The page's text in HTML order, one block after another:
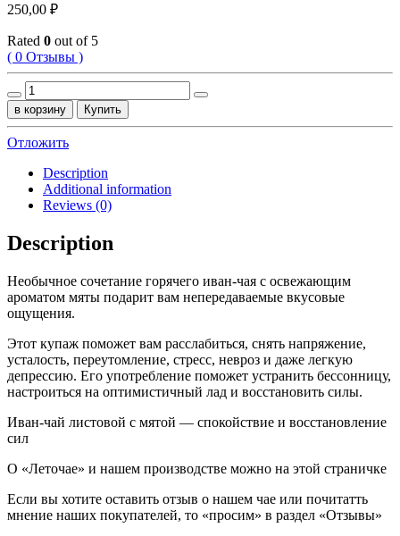
250,00 ₽
Rated 0 out of 5
( 0 Отзывы )
Иван-
чай
листовой
мелиссой
quantity
в корзину Купить
Отложить
Description
Additional information
Reviews (0)
Description
Необычное сочетание горячего иван-чая с освежающим
ароматом мяты подарит вам непередаваемые вкусовые
ощущения.
Этот купаж поможет вам расслабиться, снять напряжение,
усталость, переутомление, стресс, невроз и даже легкую
депрессию. Его употребление поможет устранить бессонницу,
настроиться на оптимистичный лад и восстановить силы.
Иван-чай листовой с мятой — спокойствие и восстановление
сил
О «Леточае» и нашем производстве можно на этой страничке
Если вы хотите оставить отзыв о нашем чае или почитатть
мнение наших покупателей, то «просим» в раздел «Отзывы»